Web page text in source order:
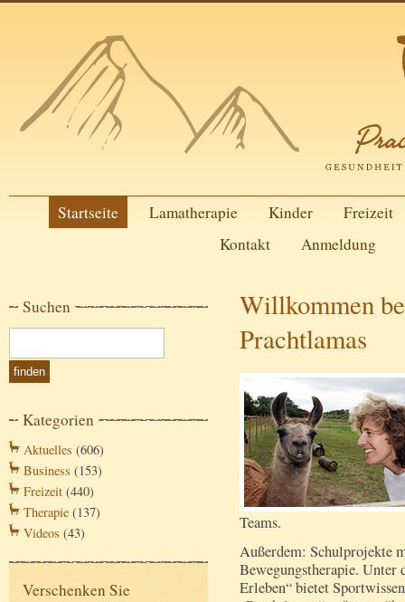
Startseite Lamatherapie Kinder
Freizeit
Kontakt
Anmeldung
Suchen
Kategorien
Aktuelles (606)
Business (153)
Freizeit (440)
Therapie (137)
Videos (43)
Verschenken Sie
Willkommen
Prachtlamas
Teams.
Außerdem: Schulprojekte
Bewegungstherapie.
Erleben“ bietet